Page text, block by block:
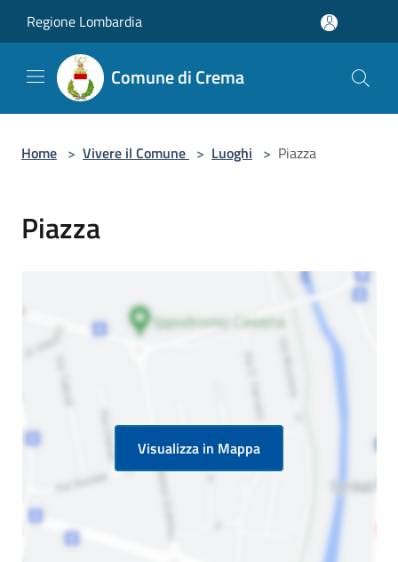
Regione Lombardia
Comune di Crema
Home > Vivere il Comune > Luoghi > Piazza
Piazza
Visualizza in Mappa